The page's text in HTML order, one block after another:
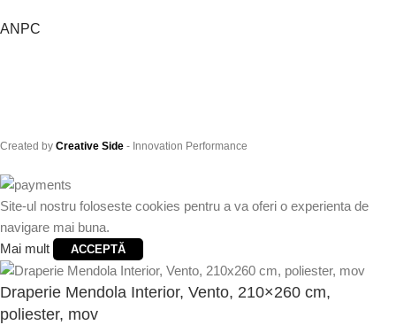
ANPC
Created by Creative Side - Innovation Performance
Site-ul nostru foloseste cookies pentru a va oferi o experienta de
navigare mai buna.
Mai mult
ACCEPTĂ
Draperie Mendola Interior, Vento, 210×260 cm,
poliester, mov